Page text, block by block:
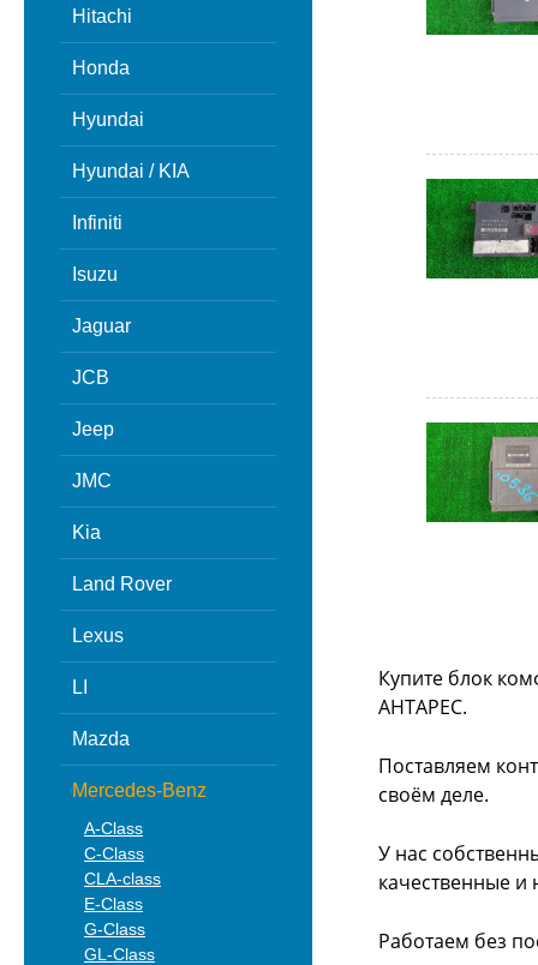
Hitachi
Honda
Hyundai
Hyundai / KIA
Infiniti
Isuzu
Jaguar
JCB
Jeep
JMC
Kia
Land Rover
Lexus
LI
Mazda
Mercedes-Benz
A-Class
C-Class
CLA-class
E-Class
G-Class
GL-Class
Купите блок
АНТАРЕС.
Поставляем
своём деле.
У нас
качественные и
Работаем без